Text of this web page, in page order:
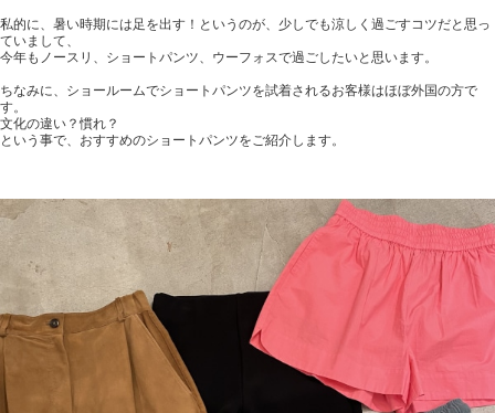
私的に、暑い時期には足を出す！というのが、少しでも涼しく過ごすコツだと思っ
ていまして、
今年もノースリ、ショートパンツ、ウーフォスで過ごしたいと思います。
ちなみに、ショールームでショートパンツを試着されるお客様はほぼ外国の方で
す。
文化の違い？慣れ？
という事で、おすすめのショートパンツをご紹介します。